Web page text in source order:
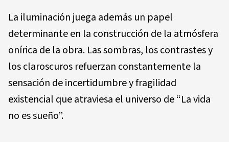
La iluminación juega además un papel
determinante en la construcción de la atmósfera
onírica de la obra. Las sombras, los contrastes y
los claroscuros refuerzan constantemente la
sensación de incertidumbre y fragilidad
existencial que atraviesa el universo de “La vida
no es sueño”.